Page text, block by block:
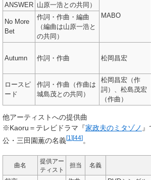
ANSWER 山原一浩との共同）
MABO
No More
Bet
作詞・作曲・編曲
（編曲は山原一浩と
の共同）
Autumn 作詞・作曲 松岡昌宏
ロースピ
ード
作詞・作曲（作曲は
城島茂との共同）
松岡昌宏（作
詞）、松島茂宏
（作曲）
他アーティストへの提供曲
※Kaoru＝テレビドラマ『家政夫のミタゾノ
公・三田園薫の名義[1 ][44]。
曲名
提供アー
ティスト
担当 名義